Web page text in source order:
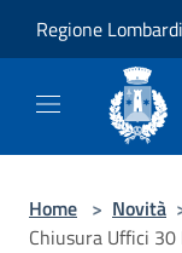
Regione
Home > Novità
Chiusura Uffici